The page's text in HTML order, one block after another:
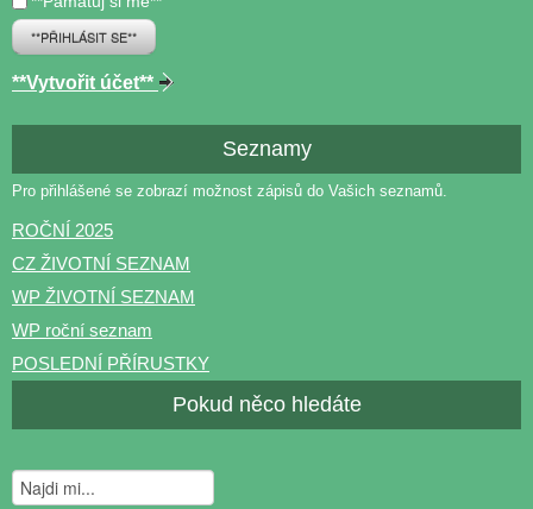
**PŘIHLÁSIT SE**
**Vytvořit účet**
Seznamy
Pro přihlášené se zobrazí možnost zápisů do Vašich seznamů.
ROČNÍ 2025
CZ ŽIVOTNÍ SEZNAM
WP ŽIVOTNÍ SEZNAM
WP roční seznam
POSLEDNÍ PŘÍRUSTKY
Pokud něco hledáte